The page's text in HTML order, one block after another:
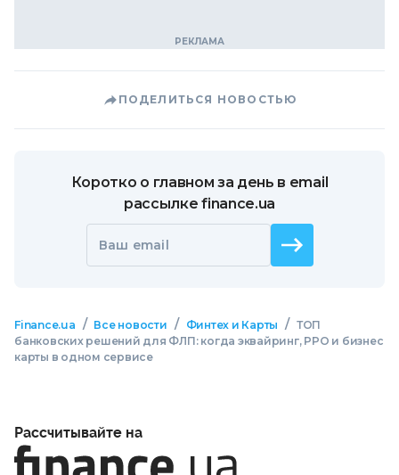
ПОДЕЛИТЬСЯ НОВОСТЬЮ
Коротко о главном за день в email
рассылке finance.ua
Ваш email
Finance.ua / Все новости / Финтех и Карты / ТОП
банковских решений для ФЛП: когда эквайринг, РРО и бизнес
карты в одном сервисе
Рассчитывайте на